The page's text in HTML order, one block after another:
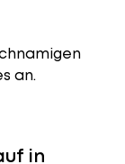
an.
in